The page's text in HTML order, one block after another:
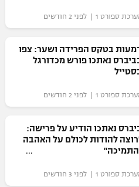
ספורט 1 | לפני 2 חודשים
בטקס הפרידה ושער: צפו
נאתכו פורש מכדורגל
ספורט 1 | לפני 2 חודשים
נאתכו הודיע על פרישה:
להודות לכולם על האהבה
ספורט 1 | לפני 3 חודשים